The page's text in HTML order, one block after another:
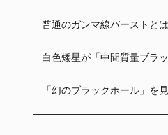
普通のガンマ線バーストと
白色矮星が「中間質量ブラ
「幻のブラックホール」を